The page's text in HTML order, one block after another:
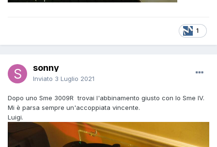
1
sonny
Inviato 3 Luglio 2021
Dopo uno Sme 3009R trovai l'abbinamento giusto con lo Sme IV.
Mi è parsa sempre un'accoppiata vincente.
Luigi.